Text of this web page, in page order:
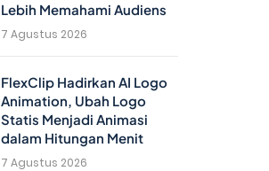
Lebih Memahami Audiens
7 Agustus 2026
FlexClip Hadirkan AI Logo
Animation, Ubah Logo
Statis Menjadi Animasi
dalam Hitungan Menit
7 Agustus 2026